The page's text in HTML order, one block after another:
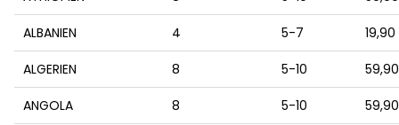
ALBANIEN 4 5-7
ALGERIEN 8 5-10
ANGOLA 8 5-10